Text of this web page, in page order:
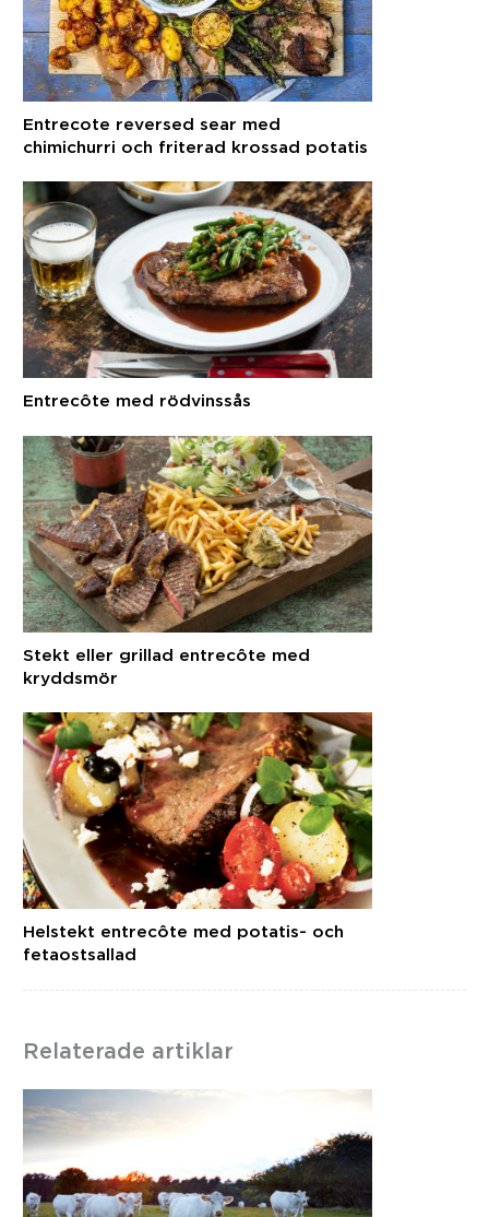
Entrecote reversed sear med
chimichurri och friterad krossad potatis
Entrecôte med rödvinssås
Stekt eller grillad entrecôte med
kryddsmör
Helstekt entrecôte med potatis- och
fetaostsallad
Relaterade artiklar